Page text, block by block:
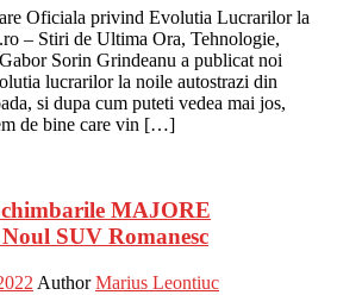
Oficiala privind Evolutia Lucrarilor la
– Stiri de Ultima Ora, Tehnologie,
Sorin Grindeanu a publicat noi
lucrarilor la noile autostrazi din
si dupa cum puteti vedea mai jos,
de bine care vin […]
MAJORE
SUV Romanesc
Author Marius Leontiuc